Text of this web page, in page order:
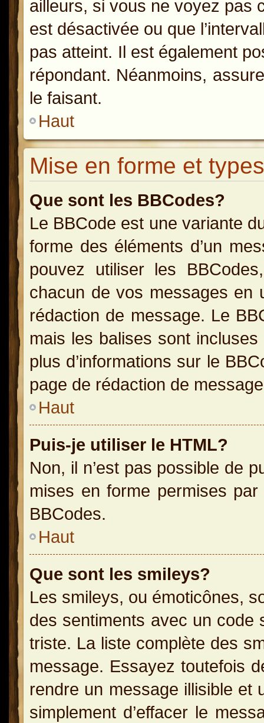
ailleurs, si vous ne voyez pas
est désactivée ou que
pas atteint. Il est également
répondant. Néanmoins,
le faisant.
Haut
Mise en forme et
Que sont les BBCodes?
Le BBCode est une variante
forme des éléments d’un
pouvez utiliser les
chacun de vos messages en
rédaction de message. Le
mais les balises sont
plus d’informations sur le
page de rédaction de
Haut
Puis-je utiliser le HTML?
Non, il n’est pas possible de
mises en forme permises
BBCodes.
Haut
Que sont les smileys?
Les smileys, ou émoticônes,
des sentiments avec un code
triste. La liste complète des
message. Essayez toutefois
rendre un message illisible et
simplement d’effacer le